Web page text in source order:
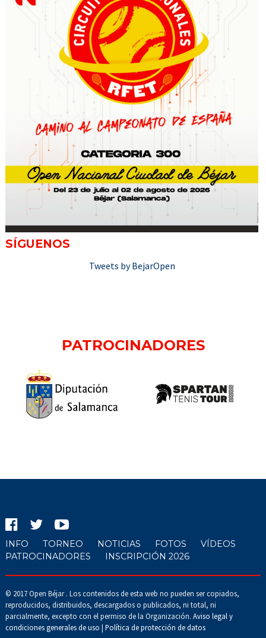
SÍGUENOS
Tweets by BejarOpen
PATROCINADORES
INFO TORNEO NOTICIAS FOTOS
VÍDEOS
PATROCINADORES
INSCRIPCIÓN 2026
© 2017 Open Béjar . Los contenidos de esta web no pueden ser copiados,
reproducidos, distribuidos, descargados o publicados, ni total, ni
parcialmente, excepto con el permiso de la Organización. Aviso legal y
condiciones generales de uso | Política de protección de datos